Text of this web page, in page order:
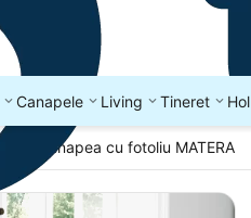
Canapele Living Tineret Hol
Set canapea cu fotoliu MATERA